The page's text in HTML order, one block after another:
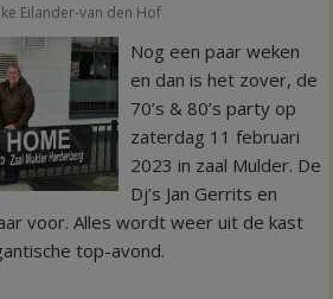
Eilander-van den Hof
Nog een paar weken
en dan is het zover, de
70’s & 80’s party op
zaterdag 11 februari
2023 in zaal Mulder. De
Dj’s Jan Gerrits en
voor. Alles wordt weer uit de kast
top-avond.